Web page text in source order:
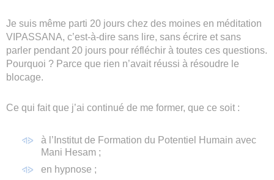
Je suis même parti 20 jours chez des moines en méditation
VIPASSANA, c’est-à-dire sans lire, sans écrire et sans
parler pendant 20 jours pour réfléchir à toutes ces questions.
Pourquoi ? Parce que rien n’avait réussi à résoudre le
blocage.
Ce qui fait que j’ai continué de me former, que ce soit :
à l’Institut de Formation du Potentiel Humain avec
Mani Hesam ;
en hypnose ;